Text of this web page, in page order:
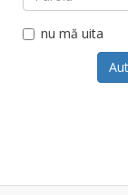
nu mă uita